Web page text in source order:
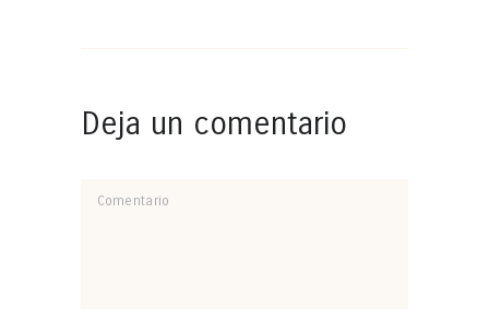
Deja un comentario